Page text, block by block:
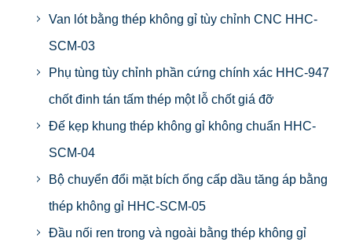
Van lót bằng thép không gỉ tùy chỉnh CNC HHC-
SCM-03
Phụ tùng tùy chỉnh phần cứng chính xác HHC-947
chốt đinh tán tấm thép một lỗ chốt giá đỡ
Đế kẹp khung thép không gỉ không chuẩn HHC-
SCM-04
Bộ chuyển đổi mặt bích ống cấp dầu tăng áp bằng
thép không gỉ HHC-SCM-05
Đầu nối ren trong và ngoài bằng thép không gỉ